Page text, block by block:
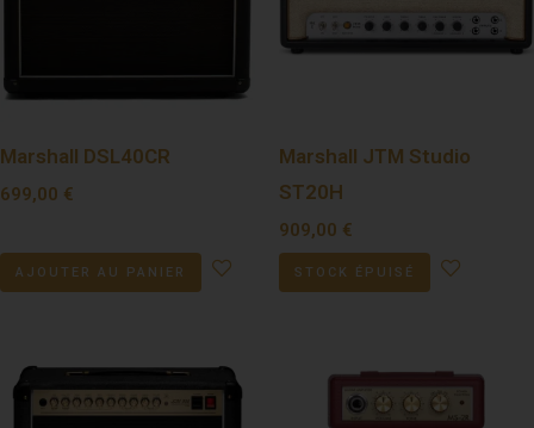
Marshall DSL40CR
699,00 €
AJOUTER AU PANIER
Marshall JTM Studio
ST20H
909,00 €
STOCK ÉPUISÉ